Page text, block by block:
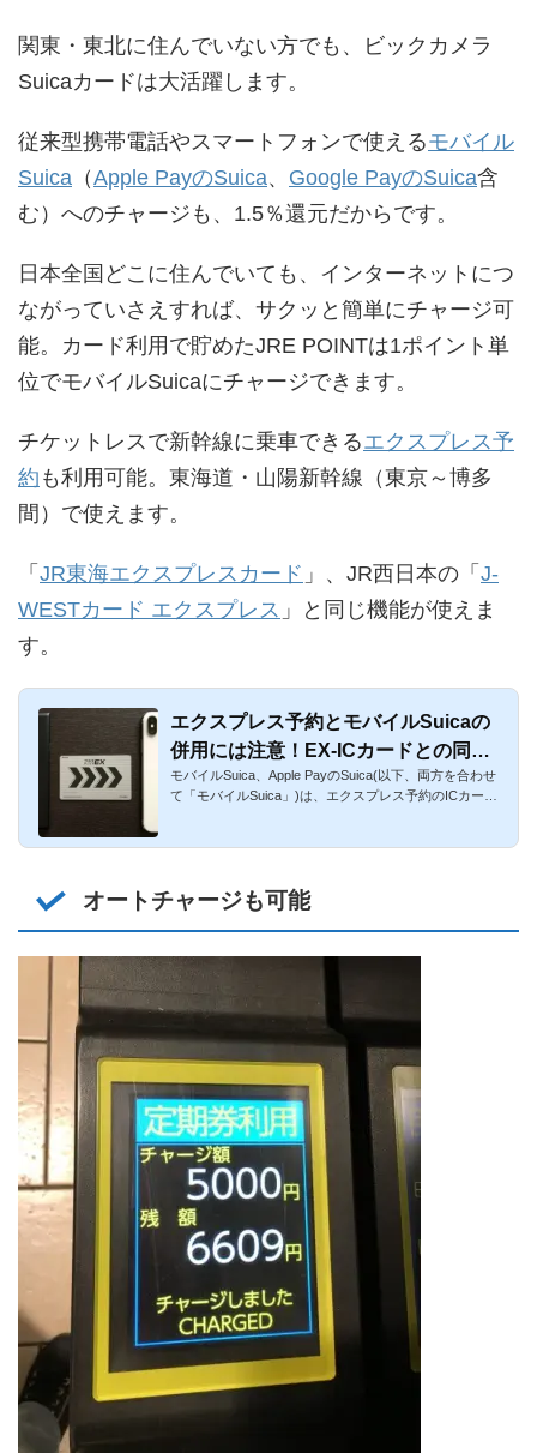
関東・東北に住んでいない方でも、ビックカメラ
Suicaカードは大活躍します。
従来型携帯電話やスマートフォンで使えるモバイル
Suica （Apple PayのSuica、 Google PayのSuica含
む）へのチャージも、1.5％還元だからです。
日本全国どこに住んでいても、インターネットにつ
ながっていさえすれば、サクッと簡単にチャージ可
能。カード利用で貯めたJRE POINTは1ポイント単
位でモバイルSuicaにチャージできます。
チケットレスで新幹線に乗車できるエクスプレス予
約 も利用可能。東海道・山陽新幹線（東京～博多
間）で使えます。
「 JR東海エクスプレスカード 」、JR西日本の「 J-
WESTカード エクスプレス 」と同じ機能が使えま
す。
エクスプレス予約とモバイルSuicaの
併用には注意！EX-ICカードとの同時
通過が不可
モバイルSuica、Apple PayのSuica(以下、両方を合わせ
て「モバイルSuica」)は、エクスプレス予約のICカード
オートチャージも可能